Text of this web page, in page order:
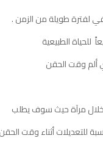
خلال مرآة حيث سوف يطلب
للتعديلات أثناء وقت